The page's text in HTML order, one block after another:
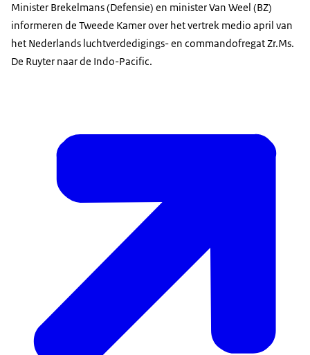
Minister Brekelmans (Defensie) en minister Van Weel (BZ)
informeren de Tweede Kamer over het vertrek medio april van
het Nederlands luchtverdedigings- en commandofregat Zr.Ms.
De Ruyter naar de Indo-Pacific.